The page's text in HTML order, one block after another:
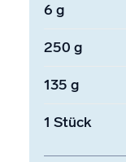
6 g
250 g
135 g
1 Stück